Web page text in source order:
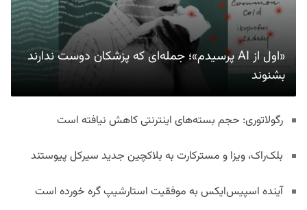
«اول از AI پرسیدم»؛ جمله‌ای که پزشکان دوست ندارند
بشنوند
رگولاتوری: حجم بسته‌های اینترنتی کاهش نیافته است
بلک‌راک، ویزا و مسترکارت به بلاکچین جدید سیرکل پیوستند
آینده اسپیس‌ایکس به موفقیت استارشیپ گره خورده است